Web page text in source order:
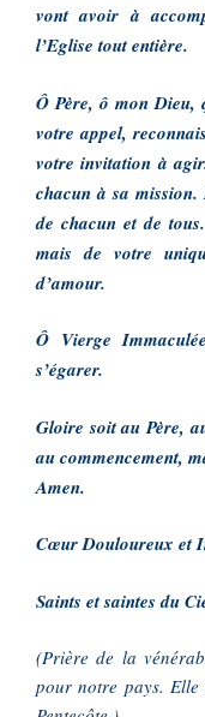
vont avoir à
l’Eglise tout entière.
Ô Père, ô mon Dieu,
votre appel,
votre invitation à
chacun à sa
de chacun et de
mais de votre
d’amour.
Ô Vierge
s’égarer.
Gloire soit au Père,
au commencement,
Amen.
Cœur Douloureux et
Saints et saintes du
(Prière de la
pour notre pays. Elle